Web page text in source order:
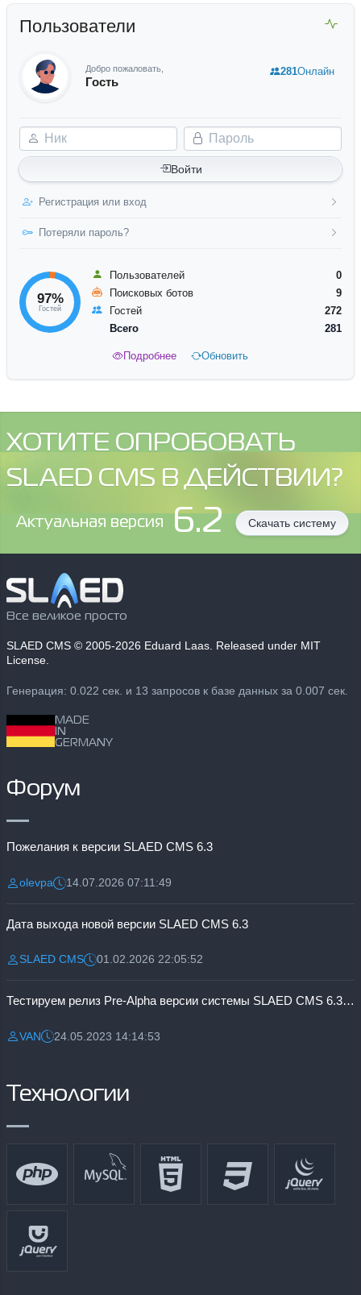
Пользователи
Добро пожаловать,
Гость
Ник Пароль
Войти
Регистрация или вход
Потеряли пароль?
281Онлайн
97%
Гостей
Пользователей
0
Поисковых ботов
9
Гостей
272
Всего
281
Подробнее Обновить
ХОТИТЕ ОПРОБОВАТЬ
SLAED CMS В ДЕЙСТВИИ?
Aктуальная версия 6.2 Скачать систему
Все великое просто
SLAED CMS © 2005-2026 Eduard Laas. Released under MIT
License.
Генерация: 0.022 сек. и 13 запросов к базе данных за 0.007 сек.
MADE
IN
GERMANY
Форум
Пожелания к версии SLAED CMS 6.3
Разместил:
olevpaДата:14.07.2026 07:11:49
Дата выхода новой версии SLAED CMS 6.3
Разместил:
SLAED CMSДата:01.02.2026 22:05:52
Тестируем релиз Pre-Alpha версии системы SLAED CMS 6.3 Pro
Разместил:
VANДата:24.05.2023 14:14:53
Технологии